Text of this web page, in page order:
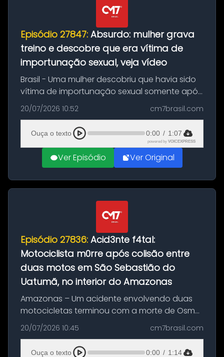
Episódio 27847: Absurdo: mulher grava
treino e descobre que era vítima de
importunação sexual, veja vídeo
Brasil - Uma mulher descobriu que havia sido
vítima de importunação sexual somente após
assistir a um vídeo que gravou enquanto
treinava na academia de um condomínio em
Feira de Santana, na Bahia. O c...
20/07/2026 10:52 cm7brasil.com
Ouça o texto 0:00 / 1:07
powered by VOICEXPRESS
Ver Episódio Ver Original
Episódio 27836: Acid3nte f4tal:
Motociclista m0rre após colisão entre
duas motos em São Sebastião do
Uatumã, no interior do Amazonas
Amazonas – Um acidente envolvendo duas
motocicletas terminou com a morte de Osmar
Figueiredo de Souza, de 38 anos, no município
de São Sebastião do Uatumã, no interior do
Amazonas. A colisão ocorreu n...
20/07/2026 10:45 cm7brasil.com
Ouça o texto 0:00 / 1:14